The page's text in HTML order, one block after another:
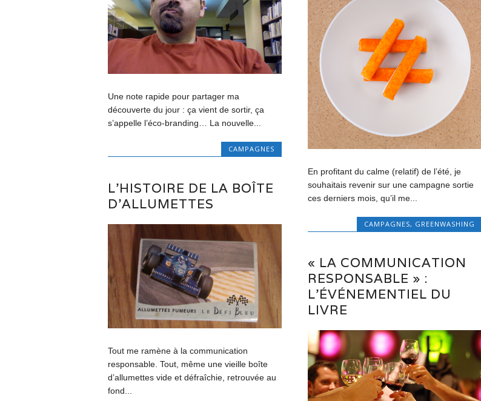
Une note rapide pour partager ma
découverte du jour : ça vient de sortir, ça
s’appelle l’éco-branding… La nouvelle...
CAMPAGNES
En profitant du calme (relatif) de l’été, je
souhaitais revenir sur une campagne sortie
ces derniers mois, qu’il me...
CAMPAGNES, GREENWASHING
L’HISTOIRE DE LA BOÎTE
D’ALLUMETTES
Tout me ramène à la communication
responsable. Tout, même une vieille boîte
d’allumettes vide et défraîchie, retrouvée au
fond...
« LA COMMUNICATION
RESPONSABLE » :
L’ÉVÉNEMENTIEL DU
LIVRE